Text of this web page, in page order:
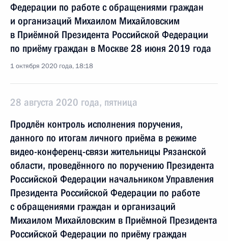
Федерации по работе с обращениями граждан
и организаций Михаилом Михайловским
в Приёмной Президента Российской Федерации
по приёму граждан в Москве 28 июня 2019 года
1 октября 2020 года, 18:18
28 августа 2020 года, пятница
Продлён контроль исполнения поручения,
данного по итогам личного приёма в режиме
видео-конференц-связи жительницы Рязанской
области, проведённого по поручению Президента
Российской Федерации начальником Управления
Президента Российской Федерации по работе
с обращениями граждан и организаций
Михаилом Михайловским в Приёмной Президента
Российской Федерации по приёму граждан